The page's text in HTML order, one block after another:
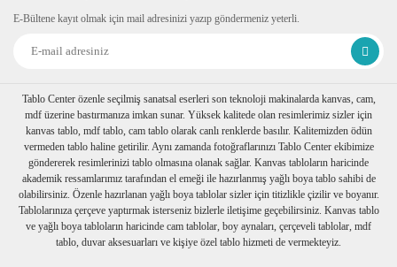
E-Bültene kayıt olmak için mail adresinizi yazıp göndermeniz yeterli.
Tablo Center özenle seçilmiş sanatsal eserleri son teknoloji makinalarda kanvas, cam,
mdf üzerine bastırmanıza imkan sunar. Yüksek kalitede olan resimlerimiz sizler için
kanvas tablo, mdf tablo, cam tablo olarak canlı renklerde basılır. Kalitemizden ödün
vermeden tablo haline getirilir. Aynı zamanda fotoğraflarınızı Tablo Center ekibimize
göndererek resimlerinizi tablo olmasına olanak sağlar. Kanvas tabloların haricinde
akademik ressamlarımız tarafından el emeği ile hazırlanmış yağlı boya tablo sahibi de
olabilirsiniz. Özenle hazırlanan yağlı boya tablolar sizler için titizlikle çizilir ve boyanır.
Tablolarınıza çerçeve yaptırmak isterseniz bizlerle iletişime geçebilirsiniz. Kanvas tablo
ve yağlı boya tabloların haricinde cam tablolar, boy aynaları, çerçeveli tablolar, mdf
tablo, duvar aksesuarları ve kişiye özel tablo hizmeti de vermekteyiz.